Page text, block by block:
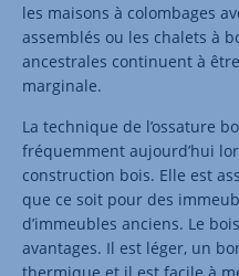
les maisons à colombages
assemblés ou les chalets à
ancestrales continuent à
marginale.
La technique de l’ossature
fréquemment aujourd’hui
construction bois. Elle est
que ce soit pour des
d’immeubles anciens. Le
avantages. Il est léger, un